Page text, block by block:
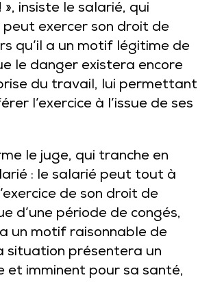
», insiste le salarié, qui
peut exercer son droit de
qu’il a un motif légitime de
le danger existera encore
du travail, lui permettant
l’exercice à l’issue de ses
le juge, qui tranche en
: le salarié peut tout à
de son droit de
d’une période de congés,
un motif raisonnable de
situation présentera un
et imminent pour sa santé,